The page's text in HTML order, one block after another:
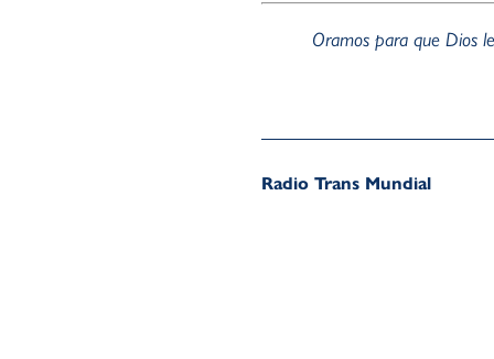
Oramos para que Dios
Radio Trans Mundial